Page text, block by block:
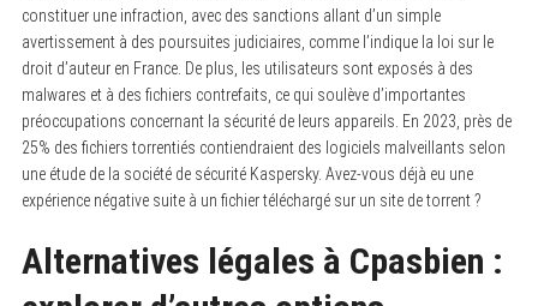
constituer une infraction, avec des sanctions allant d’un simple
avertissement à des poursuites judiciaires, comme l’indique la loi sur le
droit d’auteur en France. De plus, les utilisateurs sont exposés à des
malwares et à des fichiers contrefaits, ce qui soulève d’importantes
préoccupations concernant la sécurité de leurs appareils. En 2023, près de
25% des fichiers torrentiés contiendraient des logiciels malveillants selon
une étude de la société de sécurité Kaspersky. Avez-vous déjà eu une
expérience négative suite à un fichier téléchargé sur un site de torrent ?
Alternatives légales à Cpasbien :